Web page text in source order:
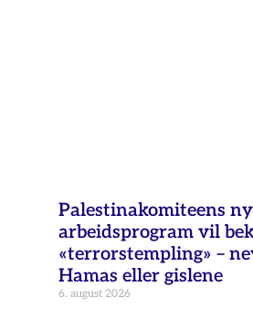
Palestinakomiteens
arbeidsprogram vil
«terrorstempling» –
Hamas eller gislene
6. august 2026